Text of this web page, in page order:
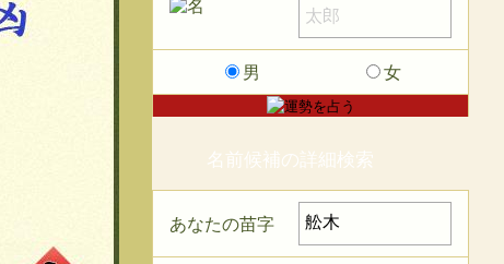
男 女
名前候補の詳細検索
あなたの苗字